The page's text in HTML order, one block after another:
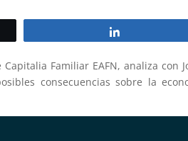
Familiar EAFN, analiza con
consecuencias sobre la